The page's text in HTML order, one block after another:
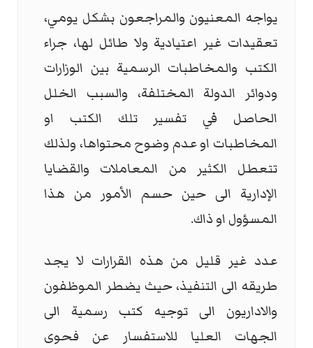
يواجه المعنيون والمراجعون بشكل يومي،
تعقيدات غير اعتيادية ولا طائل لها، جراء
الكتب والمخاطبات الرسمية بين الوزارات
ودوائر الدولة المختلفة، والسبب الخلل
الحاصل في تفسير تلك الكتب او
المخاطبات او عدم وضوح محتواها، ولذلك
تتعطل الكثير من المعاملات والقضايا
الإدارية الى حين حسم الأمور من هذا
المسؤول او ذاك.
عدد غير قليل من هذه القرارات لا يجد
طريقه الى التنفيذ، حيث يضطر الموظفون
والاداريون الى توجيه كتب رسمية الى
الجهات العليا للاستفسار عن فحوى